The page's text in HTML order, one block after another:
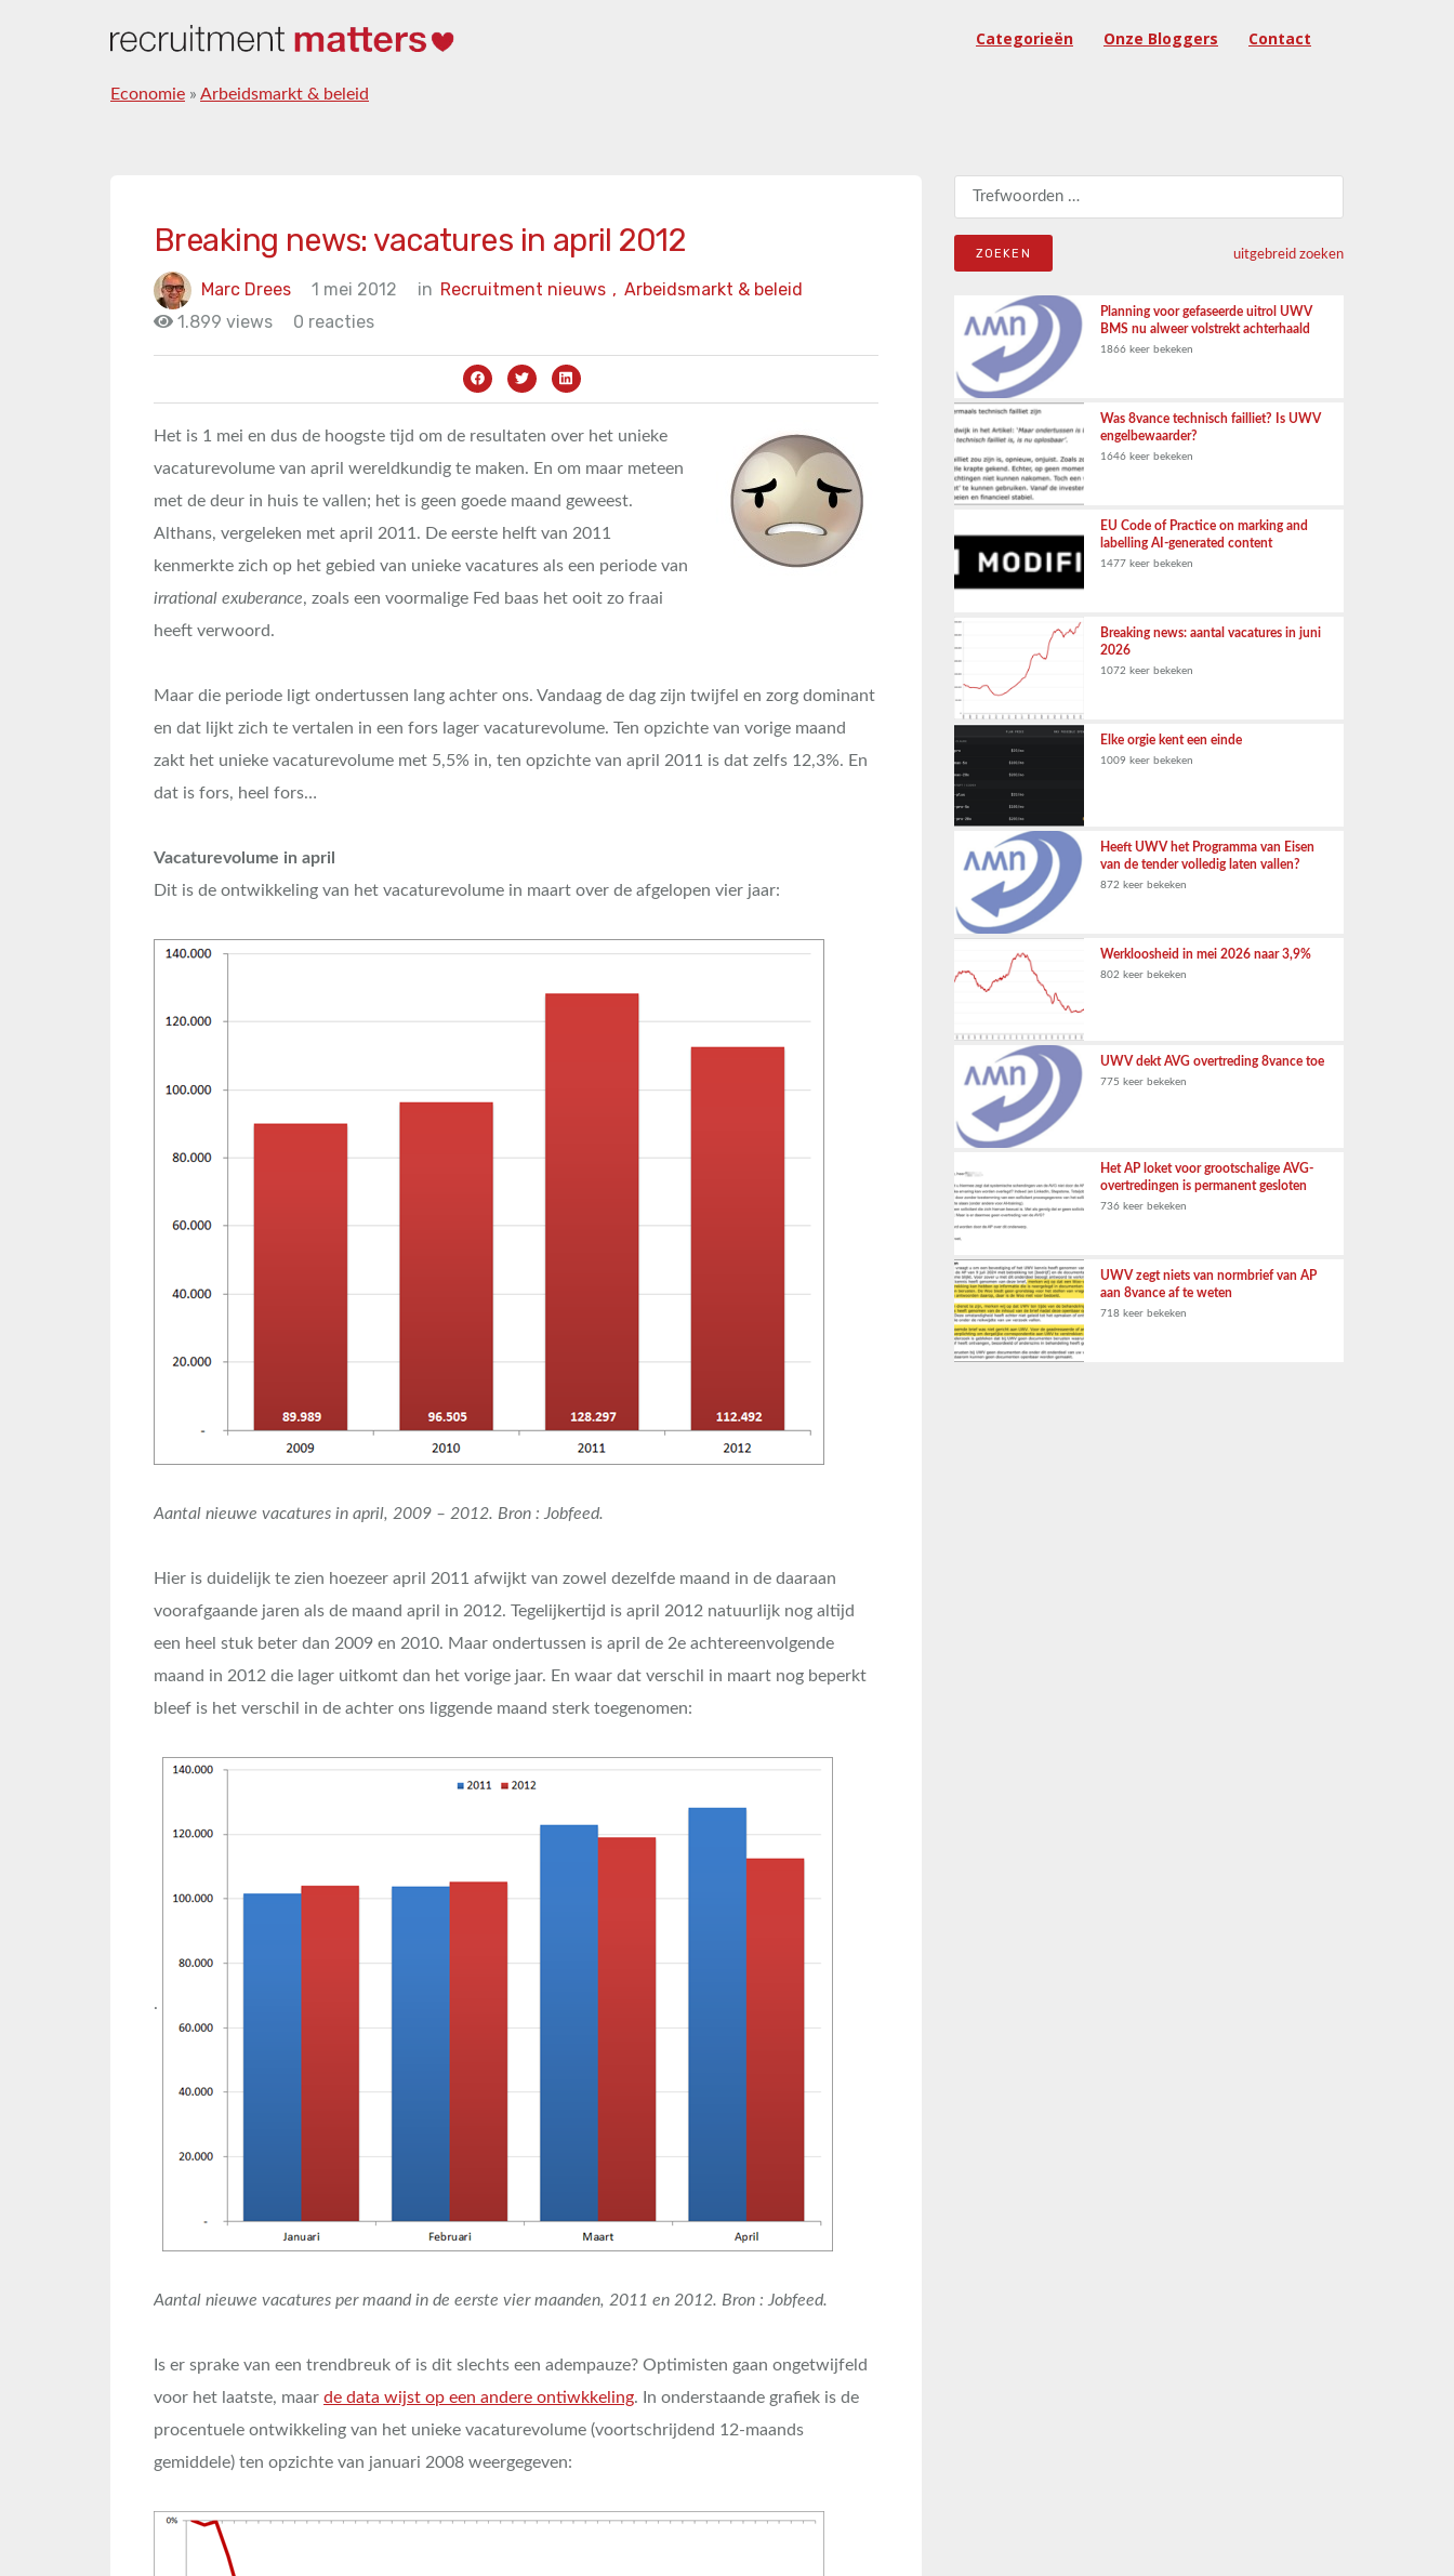
Categorieën Onze Bloggers Contact
Economie » Arbeidsmarkt & beleid
Breaking news: vacatures in april 2012
Marc Drees 1 mei 2012 in Arbeidsmarkt & beleid
Recruitment nieuws ,
1.899 views
0 reacties
Het is 1 mei en dus de hoogste tijd om de resultaten over het unieke
vacaturevolume van april wereldkundig te maken. En om maar meteen
met de deur in huis te vallen; het is geen goede maand geweest.
Althans, vergeleken met april 2011. De eerste helft van 2011
kenmerkte zich op het gebied van unieke vacatures als een periode van
irrational exuberance, zoals een voormalige Fed baas het ooit zo fraai
heeft verwoord.
Maar die periode ligt ondertussen lang achter ons. Vandaag de dag zijn twijfel en zorg dominant
en dat lijkt zich te vertalen in een fors lager vacaturevolume. Ten opzichte van vorige maand
zakt het unieke vacaturevolume met 5,5% in, ten opzichte van april 2011 is dat zelfs 12,3%. En
dat is fors, heel fors…
Vacaturevolume in april
Dit is de ontwikkeling van het vacaturevolume in maart over de afgelopen vier jaar:
Aantal nieuwe vacatures in april, 2009 – 2012. Bron : Jobfeed.
Hier is duidelijk te zien hoezeer april 2011 afwijkt van zowel dezelfde maand in de daaraan
voorafgaande jaren als de maand april in 2012. Tegelijkertijd is april 2012 natuurlijk nog altijd
een heel stuk beter dan 2009 en 2010. Maar ondertussen is april de 2e achtereenvolgende
maand in 2012 die lager uitkomt dan het vorige jaar. En waar dat verschil in maart nog beperkt
bleef is het verschil in de achter ons liggende maand sterk toegenomen:
.
Aantal nieuwe vacatures per maand in de eerste vier maanden, 2011 en 2012. Bron : Jobfeed.
Is er sprake van een trendbreuk of is dit slechts een adempauze? Optimisten gaan ongetwijfeld
voor het laatste, maar de data wijst op een andere ontiwkkeling. In onderstaande grafiek is de
procentuele ontwikkeling van het unieke vacaturevolume (voortschrijdend 12-maands
gemiddele) ten opzichte van januari 2008 weergegeven:
Zoeken naar:
uitgebreid zoeken
Planning voor gefaseerde uitrol UWV
BMS nu alweer volstrekt achterhaald
1866 keer bekeken
Was 8vance technisch failliet? Is UWV
engelbewaarder?
1646 keer bekeken
EU Code of Practice on marking and
labelling AI-generated content
1477 keer bekeken
Breaking news: aantal vacatures in juni
2026
1072 keer bekeken
Elke orgie kent een einde
1009 keer bekeken
Heeft UWV het Programma van Eisen
van de tender volledig laten vallen?
872 keer bekeken
Werkloosheid in mei 2026 naar 3,9%
802 keer bekeken
UWV dekt AVG overtreding 8vance toe
775 keer bekeken
Het AP loket voor grootschalige AVG-
overtredingen is permanent gesloten
736 keer bekeken
UWV zegt niets van normbrief van AP
aan 8vance af te weten
718 keer bekeken